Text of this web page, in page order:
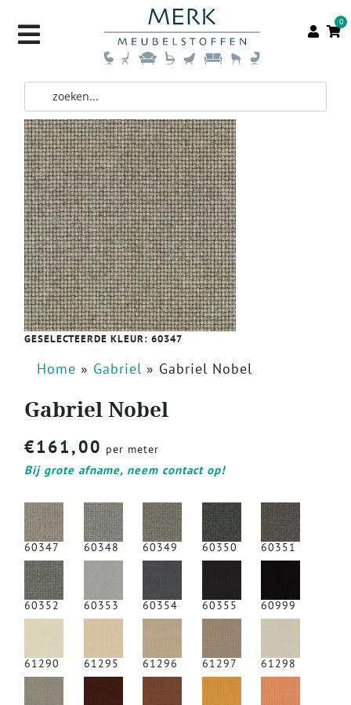
0
GESELECTEERDE KLEUR: 60347
Home » Gabriel » Gabriel Nobel
Gabriel Nobel
€161,00 per meter
Bij grote afname, neem contact op!
60347 60348 60349 60350 60351
60352 60353 60354 60355 60999
61290 61295 61296 61297 61298